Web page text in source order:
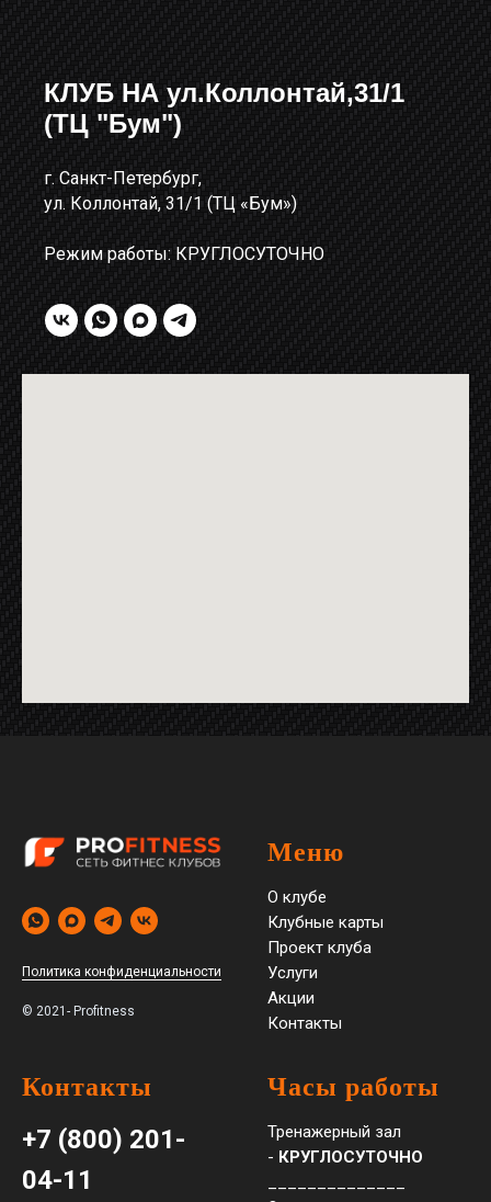
КЛУБ НА ул.Коллонтай,31/1
(ТЦ "Бум")
г. Санкт-Петербург,
ул. Коллонтай, 31/1 (ТЦ «Бум»)
Режим работы: КРУГЛОСУТОЧНО
Политика конфиденциальности
© 2021- Profitness
Меню
О клубе
Клубные карты
Проект клуба
Услуги
Акции
Контакты
Контакты
+7 (800) 201-
04-11
Часы работы
Тренажерный зал
- КРУГЛОСУТОЧНО